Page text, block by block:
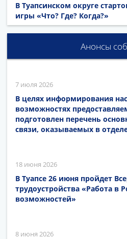
В Туапсинском округе
игры «Что? Где? Когда?»
Анонсы
7 июля 2026
В целях информирования
возможностях
подготовлен перечень
связи, оказываемых в
18 июня 2026
В Туапсе 26 июня пройдет
трудоустройства «Работа в
возможностей»
8 июня 2026